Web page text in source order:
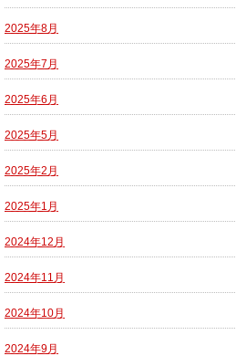
2025年8月
2025年7月
2025年6月
2025年5月
2025年2月
2025年1月
2024年12月
2024年11月
2024年10月
2024年9月